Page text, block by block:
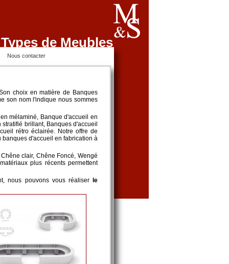
de Meubles
Nous contacter
choix en matière de Banques
son nom l'indique nous sommes
mélaminé, Banque d'accueil en
brillant, Banques d'accueil
rétro éclairée. Notre offre de
d'accueil en fabrication à
clair, Chêne Foncé, Wengé
plus récents permettent
nous pouvons vous réaliser
le